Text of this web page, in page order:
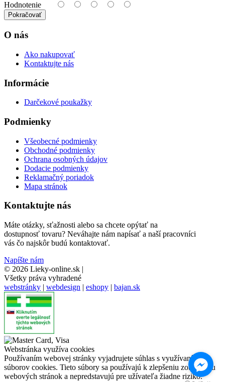
Hodnotenie
Pokračovať
O nás
Ako nakupovať
Kontaktujte nás
Informácie
Darčekové poukažky
Podmienky
Všeobecné podmienky
Obchodné podmienky
Ochrana osobných údajov
Dodacie podmienky
Reklamačný poriadok
Mapa stránok
Kontaktujte nás
Máte otázky, sťažnosti alebo sa chcete opýtať na
dostupnosť tovaru? Neváhajte nám napísať a naší pracovníci
vás čo najskôr budú kontaktovať.
Napíšte nám
© 2026 Lieky-online.sk |
Všetky práva vyhradené
webstránky | webdesign | eshopy | bajan.sk
Webstránka využíva cookies
Používaním webovej stránky vyjadrujete súhlas s využívaním
súborov cookies. Tieto súbory sa používajú k zlepšeniu zobrazeniu
webových stránok a nepredstavujú pre užívateľa žiadne riziko.